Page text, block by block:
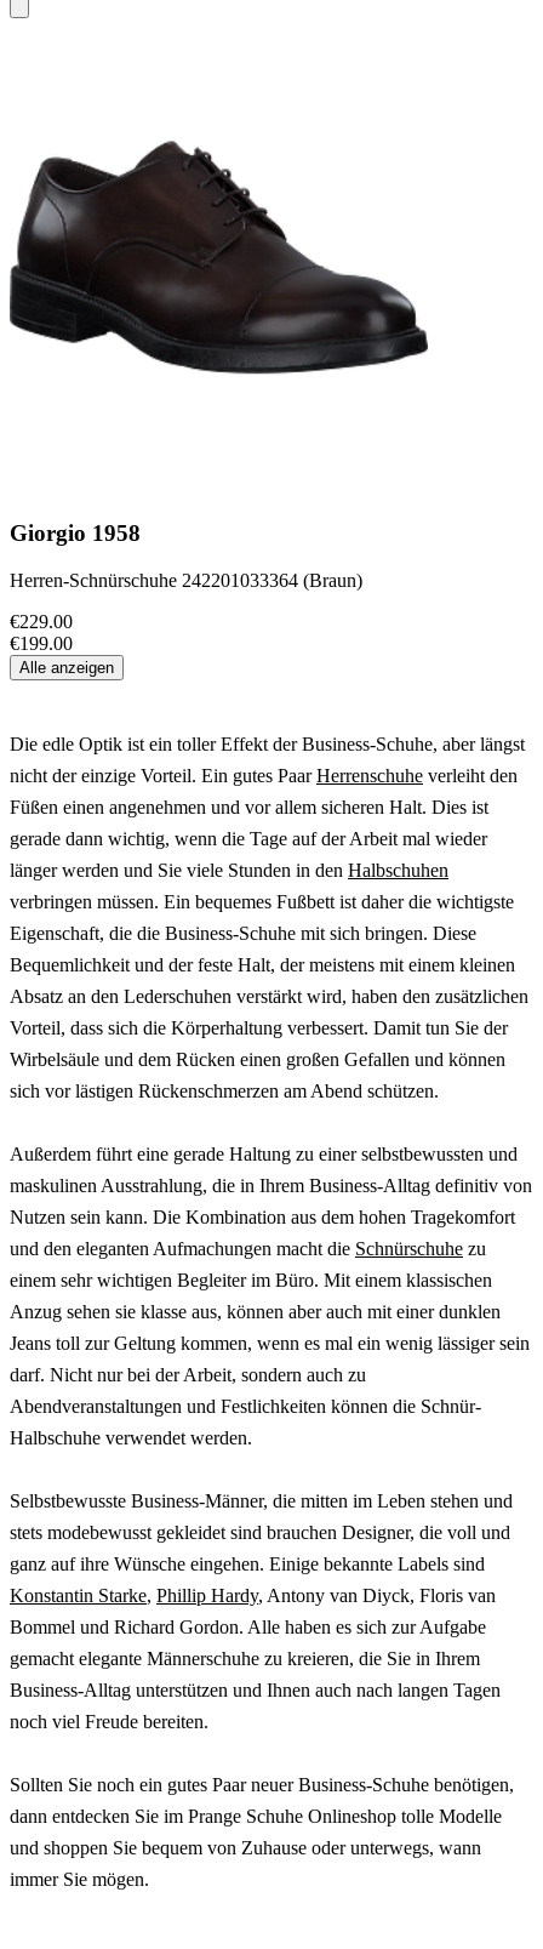
Giorgio 1958
Herren-Schnürschuhe 242201033364 (Braun)
€229.00
€199.00
Alle anzeigen
Die edle Optik ist ein toller Effekt der Business-Schuhe, aber längst
nicht der einzige Vorteil. Ein gutes PaarHerrenschuhe verleiht den
Füßen einen angenehmen und vor allem sicheren Halt. Dies ist
gerade dann wichtig, wenn die Tage auf der Arbeit mal wieder
länger werden und Sie viele Stunden in den Halbschuhen
verbringen müssen. Ein bequemes Fußbett ist daher die wichtigste
Eigenschaft, die die Business-Schuhe mit sich bringen. Diese
Bequemlichkeit und der feste Halt, der meistens mit einem kleinen
Absatz an den Lederschuhen verstärkt wird, haben den zusätzlichen
Vorteil, dass sich die Körperhaltung verbessert. Damit tun Sie der
Wirbelsäule und dem Rücken einen großen Gefallen und können
sich vor lästigen Rückenschmerzen am Abend schützen.
Außerdem führt eine gerade Haltung zu einer selbstbewussten und
maskulinen Ausstrahlung, die in Ihrem Business-Alltag definitiv von
Nutzen sein kann. Die Kombination aus dem hohen Tragekomfort
und den eleganten Aufmachungen macht die Schnürschuhe zu
einem sehr wichtigen Begleiter im Büro. Mit einem klassischen
Anzug sehen sie klasse aus, können aber auch mit einer dunklen
Jeans toll zur Geltung kommen, wenn es mal ein wenig lässiger sein
darf. Nicht nur bei der Arbeit, sondern auch zu
Abendveranstaltungen und Festlichkeiten können die Schnür-
Halbschuhe verwendet werden.
Selbstbewusste Business-Männer, die mitten im Leben stehen und
stets modebewusst gekleidet sind brauchen Designer, die voll und
ganz auf ihre Wünsche eingehen. Einige bekannte Labels sind
Konstantin Starke, Phillip Hardy, Antony van Diyck, Floris van
Bommel und Richard Gordon. Alle haben es sich zur Aufgabe
gemacht elegante Männerschuhe zu kreieren, die Sie in Ihrem
Business-Alltag unterstützen und Ihnen auch nach langen Tagen
noch viel Freude bereiten.
Sollten Sie noch ein gutes Paar neuer Business-Schuhe benötigen,
dann entdecken Sie im Prange Schuhe Onlineshop tolle Modelle
und shoppen Sie bequem von Zuhause oder unterwegs, wann
immer Sie mögen.